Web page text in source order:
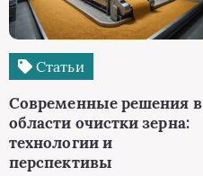
Статьи
Современные решения в
области очистки зерна:
технологии и
перспективы